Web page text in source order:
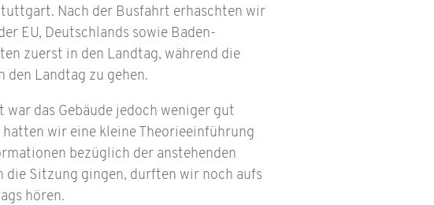
Nach der Busfahrt erhaschten wir
EU, Deutschlands sowie Baden-
zuerst in den Landtag, während die
den Landtag zu gehen.
das Gebäude jedoch weniger gut
wir eine kleine Theorieeinführung
bezüglich der anstehenden
die Sitzung gingen, durften wir noch aufs
hören.